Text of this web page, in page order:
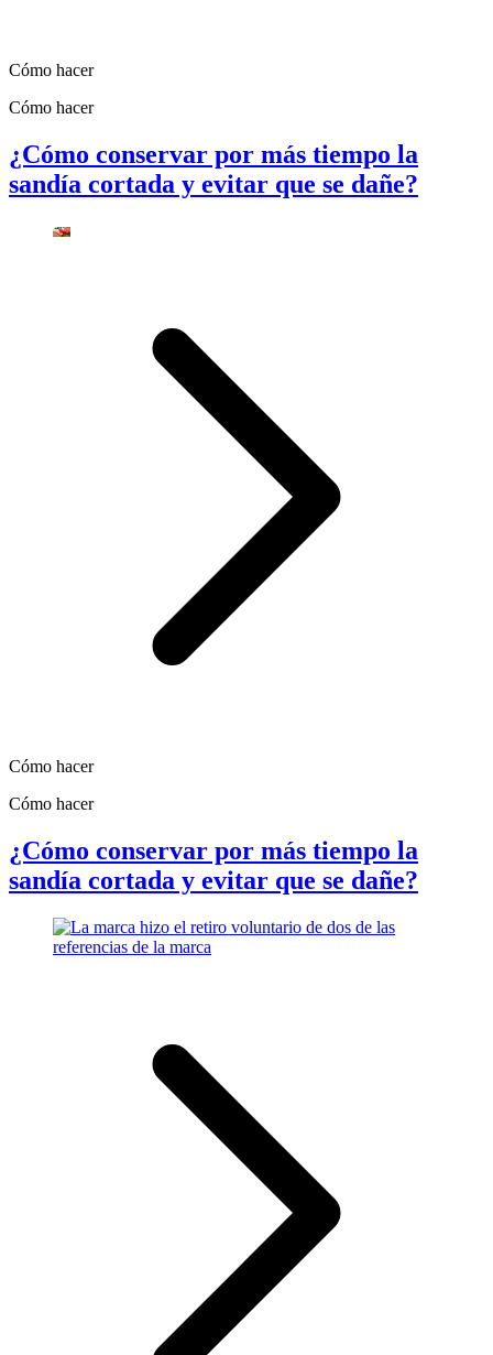
Cómo hacer
Cómo hacer
¿Cómo conservar por más tiempo la
sandía cortada y evitar que se dañe?
Cómo hacer
Cómo hacer
¿Cómo conservar por más tiempo la
sandía cortada y evitar que se dañe?